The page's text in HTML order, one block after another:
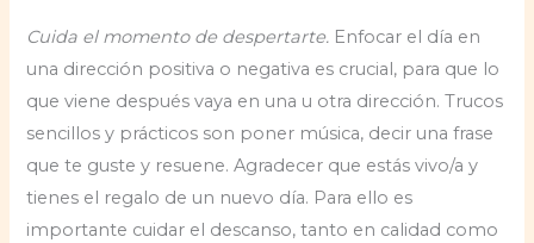
Cuida el momento de despertarte. Enfocar el día en
una dirección positiva o negativa es crucial, para que lo
que viene después vaya en una u otra dirección. Trucos
sencillos y prácticos son poner música, decir una frase
que te guste y resuene. Agradecer que estás vivo/a y
tienes el regalo de un nuevo día. Para ello es
importante cuidar el descanso, tanto en calidad como